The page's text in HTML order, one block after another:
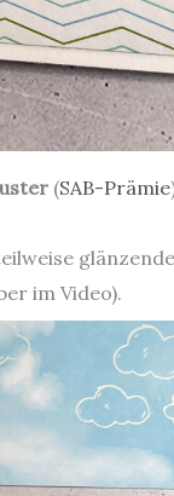
(SAB-Prämie
im Video).